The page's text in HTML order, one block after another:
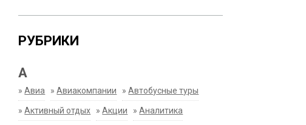
РУБРИКИ
А
»Авиа »Авиакомпании »Автобусные туры
»Активный отдых »Акции »Аналитика